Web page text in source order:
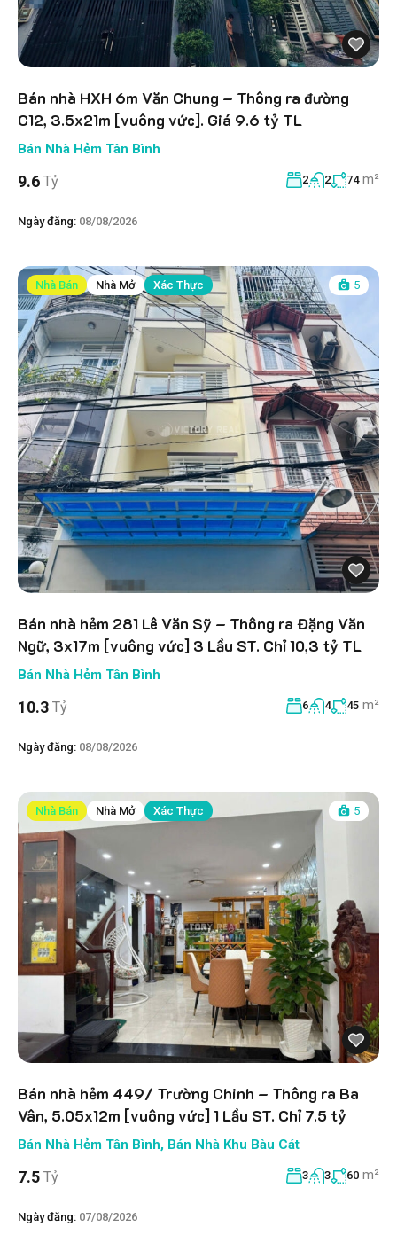
Bán nhà HXH 6m Văn Chung – Thông ra đường
C12, 3.5x21m [vuông vức]. Giá 9.6 tỷ TL
Bán Nhà Hẻm Tân Bình
9.6 Tỷ 2 2 74 m²
Ngày đăng: 08/08/2026
Nhà Bán Nhà Mở Xác Thực 5
Bán nhà hẻm 281 Lê Văn Sỹ – Thông ra Đặng Văn
Ngữ, 3x17m [vuông vức] 3 Lầu ST. Chỉ 10,3 tỷ TL
Bán Nhà Hẻm Tân Bình
10.3 Tỷ 6 4 45 m²
Ngày đăng: 08/08/2026
Nhà Bán Nhà Mở Xác Thực 5
Bán nhà hẻm 449/ Trường Chinh – Thông ra Ba
Vân, 5.05x12m [vuông vức] 1 Lầu ST. Chỉ 7.5 tỷ
Bán Nhà Hẻm Tân Bình, Bán Nhà Khu Bàu Cát
7.5 Tỷ 3 3 60 m²
Ngày đăng: 07/08/2026